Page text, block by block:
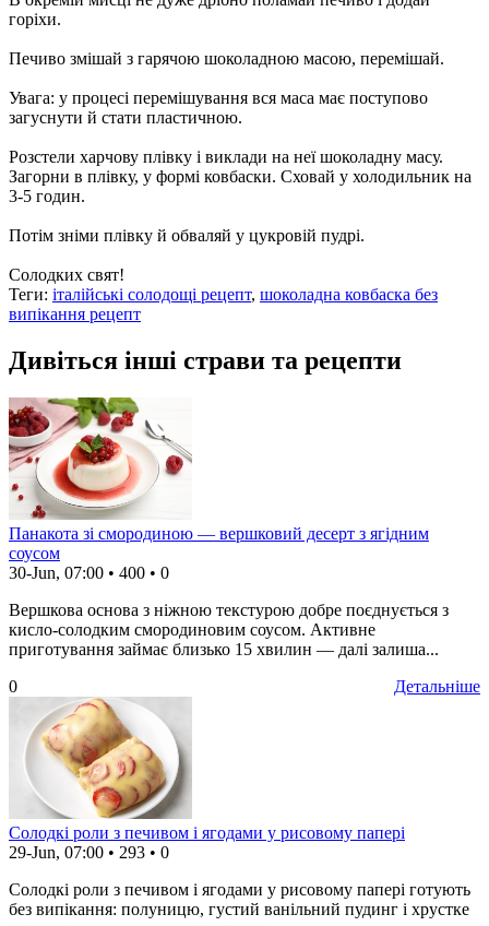
горіхи.
Печиво змішай з гарячою шоколадною масою, перемішай.
Увага: у процесі перемішування вся маса має поступово
загуснути й стати пластичною.
Розстели харчову плівку і виклади на неї шоколадну масу.
Загорни в плівку, у формі ковбаски. Сховай у холодильник на
3-5 годин.
Потім зніми плівку й обваляй у цукровій пудрі.
Солодких свят!
Теги: італійські солодощі рецепт, шоколадна ковбаска без
випікання рецепт
Дивіться інші страви та рецепти
Панакота зі смородиною — вершковий десерт з ягідним
соусом
30-Jun, 07:00 • 400 • 0
Вершкова основа з ніжною текстурою добре поєднується з
кисло-солодким смородиновим соусом. Активне
приготування займає близько 15 хвилин — далі залиша...
Детальніше
0
Солодкі роли з печивом і ягодами у рисовому папері
29-Jun, 07:00 • 293 • 0
Солодкі роли з печивом і ягодами у рисовому папері готують
без випікання: полуницю, густий ванільний пудинг і хрустке